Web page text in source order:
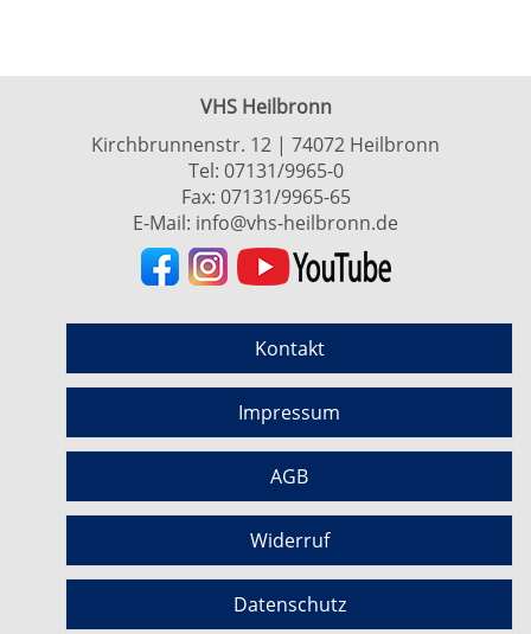
VHS Heilbronn
Kirchbrunnenstr. 12 | 74072 Heilbronn
Tel: 07131/9965-0
Fax: 07131/9965-65
E-Mail: info@vhs-heilbronn.de
Kontakt
Impressum
AGB
Widerruf
Datenschutz